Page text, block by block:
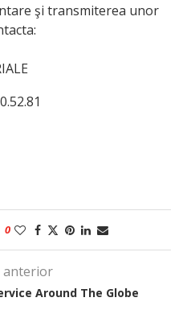
şi transmiterea unor
0
anterior
Around The Globe